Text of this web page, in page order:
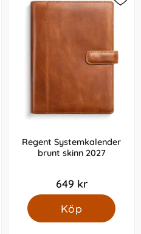
Regent Systemkalender
brunt skinn 2027
649 kr
Köp